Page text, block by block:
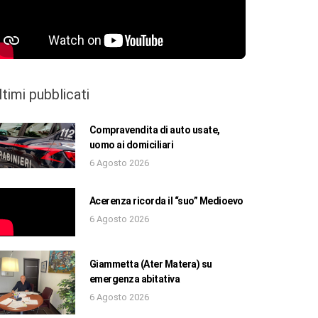
pubblicati
Compravendita di auto usate,
uomo ai domiciliari
6 Agosto 2026
Acerenza ricorda il “suo” Medioevo
6 Agosto 2026
Giammetta (Ater Matera) su
emergenza abitativa
6 Agosto 2026